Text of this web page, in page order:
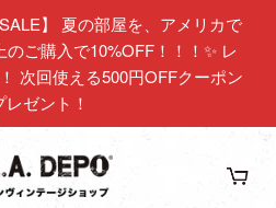
】 夏の部屋を、アメリカで
ご購入で10%OFF！！！✨ レ
次回使える500円OFFクーポン
レゼント！